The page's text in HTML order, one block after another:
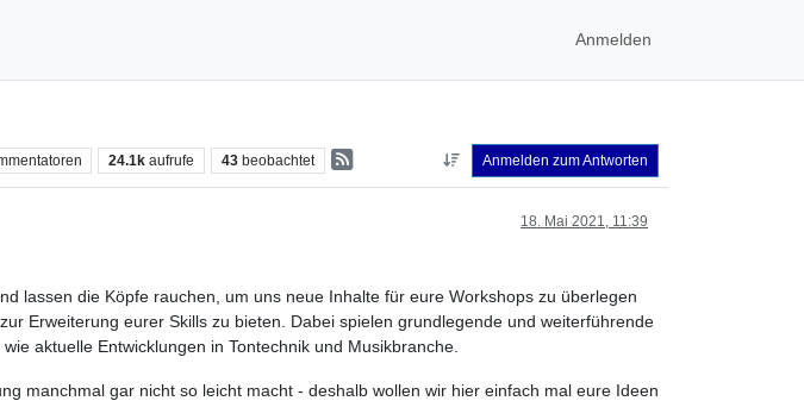
Anmelden
24.1k aufrufe 43 beobachtet Anmelden zum Antworten
18. Mai 2021, 11:39
lassen die Köpfe rauchen, um uns neue Inhalte für eure Workshops zu überlegen
Erweiterung eurer Skills zu bieten. Dabei spielen grundlegende und weiterführende
aktuelle Entwicklungen in Tontechnik und Musikbranche.
manchmal gar nicht so leicht macht - deshalb wollen wir hier einfach mal eure Ideen